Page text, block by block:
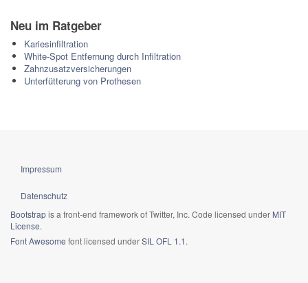
Neu im Ratgeber
Kariesinfiltration
White-Spot Entfernung durch Infiltration
Zahnzusatzversicherungen
Unterfütterung von Prothesen
Impressum
Datenschutz
Bootstrapis a front-end framework of Twitter, Inc. Code licensed under MIT
License.
Font Awesome font licensed underSIL OFL 1.1.